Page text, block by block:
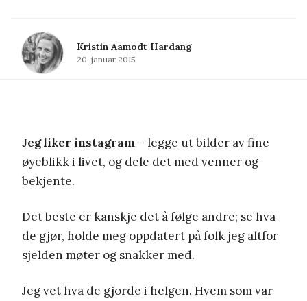
Kristin Aamodt Hardang
20. januar 2015
Jeg liker instagram – legge ut bilder av fine
øyeblikk i livet, og dele det med venner og
bekjente.
Det beste er kanskje det å følge andre; se hva
de gjør, holde meg oppdatert på folk jeg altfor
sjelden møter og snakker med.
Jeg vet hva de gjorde i helgen. Hvem som var